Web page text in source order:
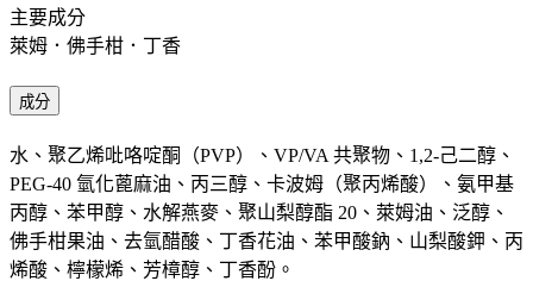
主要成分 ​
萊姆．佛手柑．丁香
成分
水、聚乙烯吡咯啶酮（PVP）、VP/VA 共聚物、1,2-己二醇、
PEG-40 氫化蓖麻油、丙三醇、卡波姆（聚丙烯酸）、氨甲基
丙醇、苯甲醇、水解燕麥、聚山梨醇酯 20、萊姆油、泛醇、
佛手柑果油、去氫醋酸、丁香花油、苯甲酸鈉、山梨酸鉀、丙
烯酸、檸檬烯、芳樟醇、丁香酚。